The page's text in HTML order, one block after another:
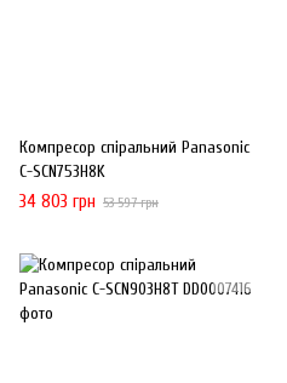
Компресор спіральний Panasonic
C-SCN753H8K
34 803 грн 53 597 грн